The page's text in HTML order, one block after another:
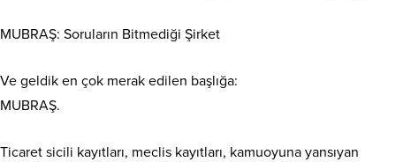
MUBRAŞ: Soruların Bitmediği Şirket
Ve geldik en çok merak edilen başlığa:
MUBRAŞ.
Ticaret sicili kayıtları, meclis kayıtları, kamuoyuna yansıyan